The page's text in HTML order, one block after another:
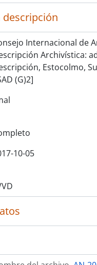
descripción
Internacional de
Archivística:
Estocolmo,
(G)2]
10-05